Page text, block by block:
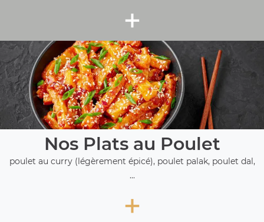
+
Nos Plats au Poulet
poulet au curry (légèrement épicé), poulet palak, poulet dal,
...
+